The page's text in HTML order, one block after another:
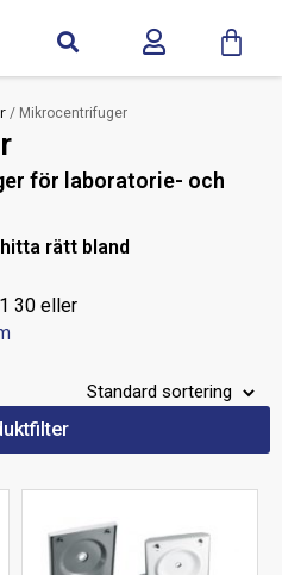
/ Mikrocentrifuger
för laboratorie- och
rätt bland
30 eller